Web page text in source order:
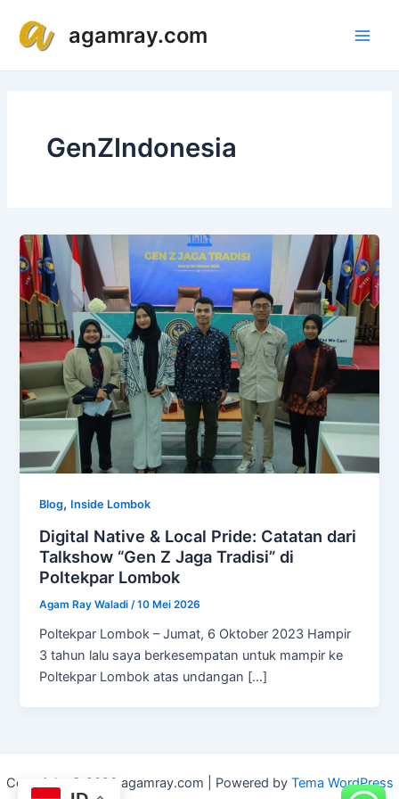
konten
agamray.com
GenZIndonesia
Blog, Inside Lombok
Digital Native & Local Pride: Catatan dari
Talkshow “Gen Z Jaga Tradisi” di
Poltekpar Lombok
Agam Ray Waladi /10 Mei 2026
Poltekpar Lombok – Jumat, 6 Oktober 2023 Hampir
3 tahun lalu saya berkesempatan untuk mampir ke
Poltekpar Lombok atas undangan […]
Copyright © 2026 agamray.com | Powered by Tema WordPress